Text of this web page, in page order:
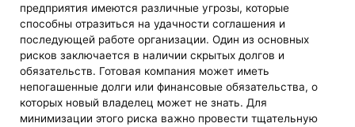
предприятия имеются различные угрозы, которые
способны отразиться на удачности соглашения и
последующей работе организации. Один из основных
рисков заключается в наличии скрытых долгов и
обязательств. Готовая компания может иметь
непогашенные долги или финансовые обязательства, о
которых новый владелец может не знать. Для
минимизации этого риска важно провести тщательную